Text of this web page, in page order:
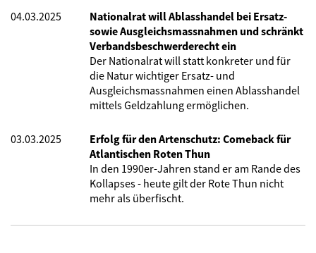
04.03.2025
Nationalrat will Ablasshandel bei Ersatz-
sowie Ausgleichsmassnahmen und schränkt
Verbandsbeschwerderecht ein
Der Nationalrat will statt konkreter und für
die Natur wichtiger Ersatz- und
Ausgleichsmassnahmen einen Ablasshandel
mittels Geldzahlung ermöglichen.
03.03.2025
Erfolg für den Artenschutz: Comeback für
Atlantischen Roten Thun
In den 1990er-Jahren stand er am Rande des
Kollapses - heute gilt der Rote Thun nicht
mehr als überfischt.